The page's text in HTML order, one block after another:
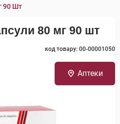
90 Шт
80 мг 90 шт
код товару: 00-00001050
Аптеки